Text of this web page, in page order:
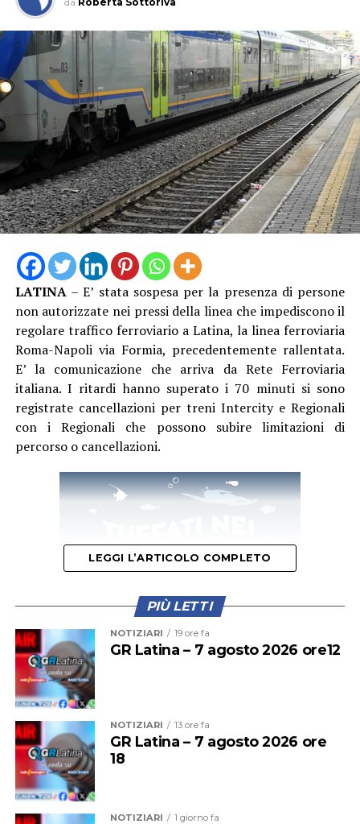
appartiene a un gruppo importante che ha sempre
investito in maniera ottimale in tutte le zone dove ha
lavorato, quindi ci sorprende che a Latina si vada in
controtendenza”.
Dunque nuovi scioperi in vista?
“Cercheremo in tutte le sedi di farci sentire, ma abbiamo
sempre utilizzato gli strumenti di legge. È ovvio che
qualora una situazione del genere dovesse continuare,
aprire le procedure di raffreddamento e conciliazione
sarebbe un passo ipotizzabile”.
LATINA– E’ stata sospesa per la presenza di persone
non autorizzate nei pressi della linea che impediscono il
regolare traffico ferroviario a Latina, la linea ferroviaria
Roma-Napoli via Formia, precedentemente rallentata.
E’ la comunicazione che arriva da Rete Ferroviaria
italiana. I ritardi hanno superato i 70 minuti si sono
registrate cancellazioni per treni Intercity e Regionali
con i Regionali che possono subire limitazioni di
percorso o cancellazioni.
Questa mattina il primo treno a fermarsi alla stazione di
Cisterna era stato il regionale partito alle 11,56 dalla
stazione Termini. La presenza di una persona che dava
in escandescenza sui binari aveva costretto il treno a
fermarsi alla stazione precedente. La situazione
sembrava inizialmente rientrata, poi la sospensione del
traffico.
LEGGI L’ARTICOLO COMPLETO
PIÙ LETTI
NOTIZIARI 19 ore fa
GR Latina – 7 agosto 2026 ore12
NOTIZIARI 13 ore fa
GR Latina – 7 agosto 2026 ore
18
NOTIZIARI 1 giorno fa